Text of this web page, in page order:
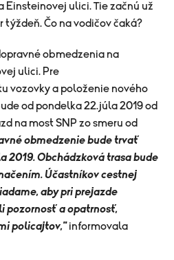
Einsteinovej ulici. Tie začnú už
Čo na vodičov čaká?
obmedzenia na
ulici. Pre
vozovky a položenie nového
od pondelka 22.júla 2019 od
na most SNP zo smeru od
obmedzenie bude trvať
2019. Obchádzková trasa bude
Účastníkov cestnej
aby pri prejazde
pozornosť a opatrnosť,
policajtov," informovala